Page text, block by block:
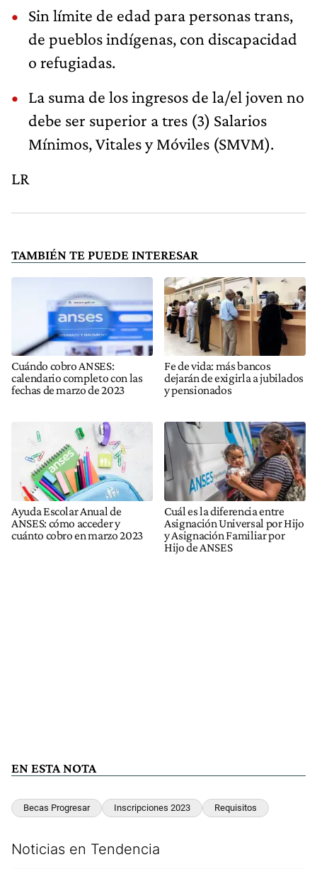
Sin límite de edad para personas trans,
de pueblos indígenas, con discapacidad
o refugiadas.
La suma de los ingresos de la/el joven no
debe ser superior a tres (3) Salarios
Mínimos, Vitales y Móviles (SMVM).
LR
TAMBIÉN TE PUEDE INTERESAR
Cuándo cobro ANSES:
calendario completo con las
fechas de marzo de 2023
Fe de vida: más bancos
dejarán de exigirla a jubilados
y pensionados
Ayuda Escolar Anual de
ANSES: cómo acceder y
cuánto cobro en marzo 2023
Cuál es la diferencia entre
Asignación Universal por Hijo
y Asignación Familiar por
Hijo de ANSES
EN ESTA NOTA
Becas Progresar Inscripciones 2023 Requisitos
Noticias en Tendencia